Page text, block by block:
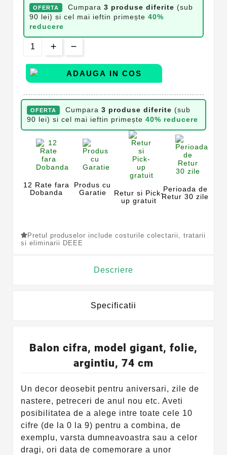
OFERTA Cumpara 3 produse diferite (sub
90 lei) si cel mai ieftin primește 40%
reducere
ADAUGA IN COS
OFERTA Cumpara 3 produse diferite (sub
90 lei) si cel mai ieftin primește 40% reducere
12 Rate fara
Dobanda
Produs cu
Garatie
Retur si Pick-
up gratuit
Perioada de
Retur 30 zile
Pretul produselor include costurile colectarii, tratarii
si eliminarii DEEE
Descriere
Specificatii
Balon cifra, model gigant, folie,
argintiu, 74 cm
Un decor deosebit pentru aniversari, zile de
nastere, petreceri de anul nou etc. Aveti
posibilitatea de a alege intre toate cele 10
cifre (de la 0 la 9) pentru a combina, de
exemplu, varsta dumneavoastra sau a celor
dragi, ori data de comemorare a unor